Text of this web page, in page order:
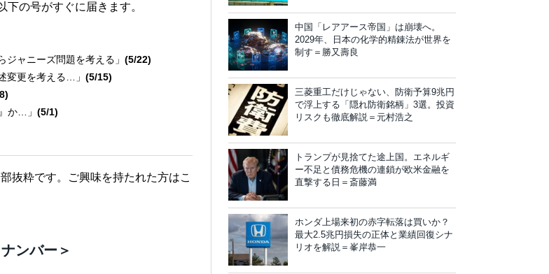
の号がすぐに届きます。
ャニーズ問題を考える」 (5/22)
変更を考える…」 (5/15)
か…」 (5/1)
抜粋です。ご興味を持たれた方はこ
ンバー＞
中国「レアアース帝国」は崩壊へ。
2029年、日本の化学的精錬法が世界を
制す＝勝又壽良
三菱重工だけじゃない、防衛予算9兆円
で浮上する「隠れ防衛銘柄」3選。投資
リスクも徹底解説＝元村浩之
トランプが見捨てた途上国。エネルギ
ー不足と債務危機の連鎖が欧米金融を
直撃する日＝斎藤満
ホンダ上場来初の赤字転落は買いか？
最大2.5兆円損失の正体と業績回復シナ
リオを解説＝峯岸恭一